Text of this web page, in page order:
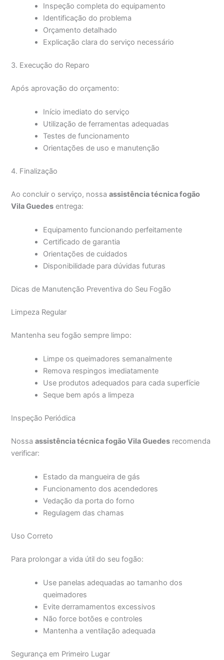
Inspeção completa do equipamento
Identificação do problema
Orçamento detalhado
Explicação clara do serviço necessário
3. Execução do Reparo
Após aprovação do orçamento:
Início imediato do serviço
Utilização de ferramentas adequadas
Testes de funcionamento
Orientações de uso e manutenção
4. Finalização
Ao concluir o serviço, nossaassistência técnica fogão
Vila Guedes entrega:
Equipamento funcionando perfeitamente
Certificado de garantia
Orientações de cuidados
Disponibilidade para dúvidas futuras
Dicas de Manutenção Preventiva do Seu Fogão
Limpeza Regular
Mantenha seu fogão sempre limpo:
Limpe os queimadores semanalmente
Remova respingos imediatamente
Use produtos adequados para cada superfície
Seque bem após a limpeza
Inspeção Periódica
Nossaassistência técnica fogão Vila Guedes recomenda
verificar:
Estado da mangueira de gás
Funcionamento dos acendedores
Vedação da porta do forno
Regulagem das chamas
Uso Correto
Para prolongar a vida útil do seu fogão:
Use panelas adequadas ao tamanho dos
queimadores
Evite derramamentos excessivos
Não force botões e controles
Mantenha a ventilação adequada
Segurança em Primeiro Lugar